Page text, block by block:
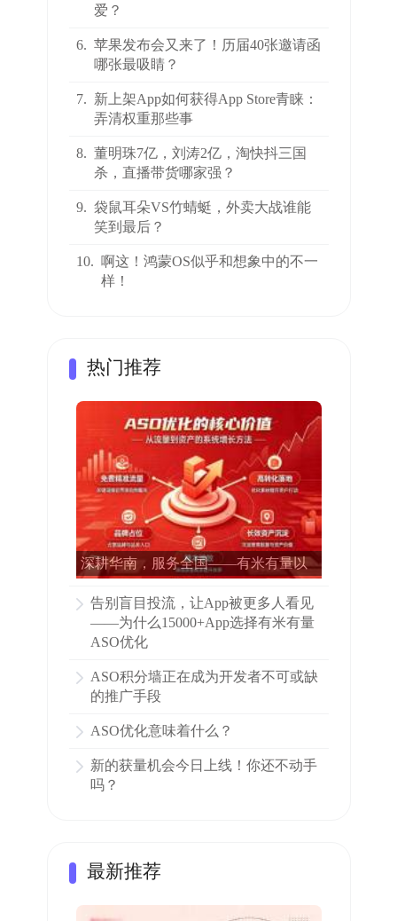
爱？
6. 苹果发布会又来了！历届40张邀请函
哪张最吸睛？
7. 新上架App如何获得App Store青睐：
弄清权重那些事
8. 董明珠7亿，刘涛2亿，淘快抖三国
杀，直播带货哪家强？
9. 袋鼠耳朵VS竹蜻蜓，外卖大战谁能
笑到最后？
10. 啊这！鸿蒙OS似乎和想象中的不一
样！
热门推荐
深耕华南，服务全国——有米有量以
告别盲目投流，让App被更多人看见
——为什么15000+App选择有米有量
ASO优化
ASO积分墙正在成为开发者不可或缺
的推广手段
ASO优化意味着什么？
新的获量机会今日上线！你还不动手
吗？
最新推荐